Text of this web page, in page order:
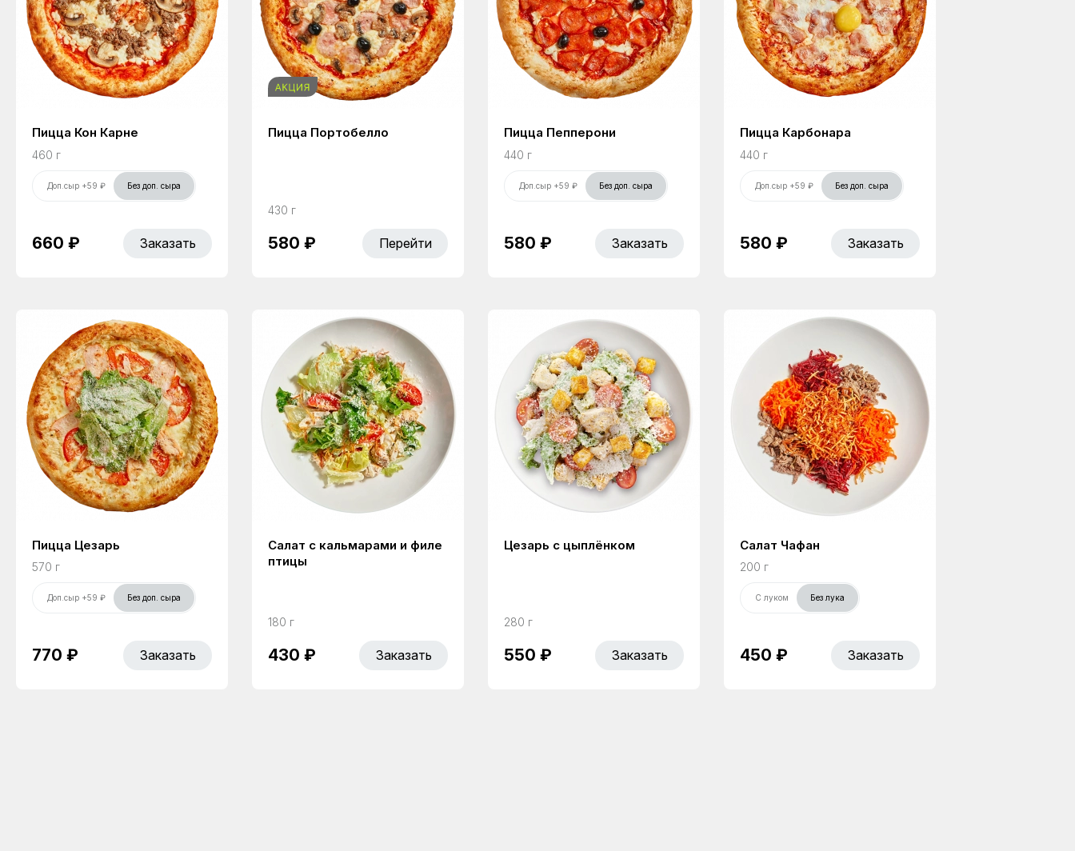
Пицца Кон Карне
460 г
Доп.сыр +59 ₽ Без доп. сыра
660 ₽ Заказать
Пицца Портобелло
430 г
580 ₽ Перейти
Пицца Пепперони
440 г
Доп.сыр +59 ₽ Без доп. сыра
580 ₽ Заказать
Пицца Карбонара
440 г
Доп.сыр +59 ₽ Без доп. сыра
580 ₽ Заказать
Пицца Цезарь
570 г
Доп.сыр +59 ₽ Без доп. сыра
770 ₽ Заказать
Салат с кальмарами и филе
птицы
180 г
430 ₽ Заказать
Цезарь с цыплёнком
280 г
550 ₽ Заказать
Салат Чафан
200 г
С луком Без лука
450 ₽ Заказать